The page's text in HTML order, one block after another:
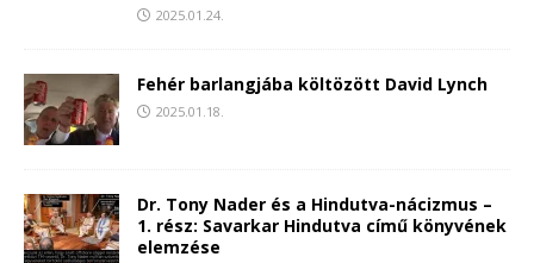
2025.01.24.
Fehér barlangjába költözött David Lynch
2025.01.18.
Dr. Tony Nader és a Hindutva-nácizmus –
1. rész: Savarkar Hindutva című könyvének
elemzése